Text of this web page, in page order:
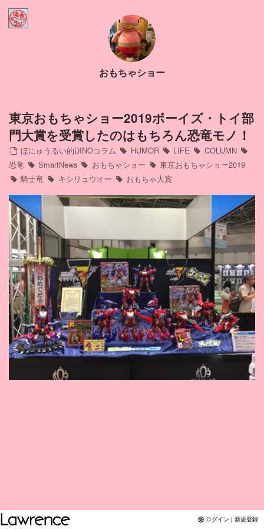
Home
ほにゅうるい的DINOコラム
Profile
インスタ
アメブロ
ミリブロ
FB
Twitter
YouTubeチャンネル
おもちゃショー
東京おもちゃショー2019ボーイズ・トイ部
門大賞を受賞したのはもちろん恐竜モノ！
ほにゅうるい的DINOコラム HUMOR LIFE
COLUMN
恐竜
SmartNews おもちゃショー
東京おもちゃショー2019
騎士竜
キシリュウオー おもちゃ大賞
ログイン | 新規登録